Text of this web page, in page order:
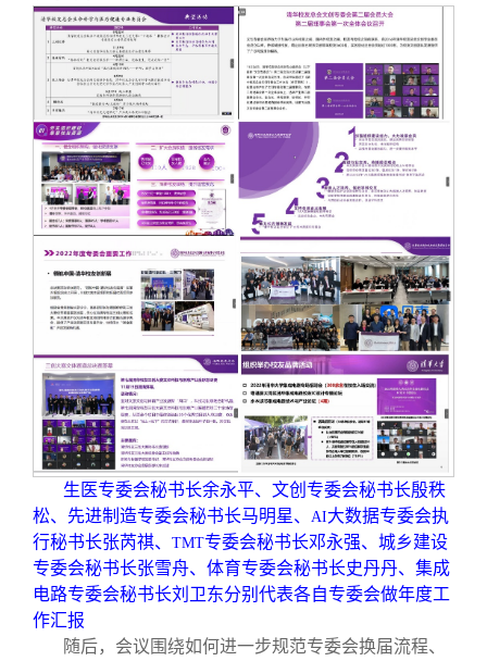
生医专委会秘书长余永平、文创专委会秘书长殷秩
松、先进制造专委会秘书长马明星、 AI大数据专委会执
行秘书长张芮祺、 TMT专委会秘书长邓永强、城乡建设
专委会秘书长张雪舟、体育专委会秘书长史丹丹、集成
电路专委会秘书长刘卫东分别代表各自专委会做年度工
作汇报
随后，会议围绕如何进一步规范专委会换届流程、